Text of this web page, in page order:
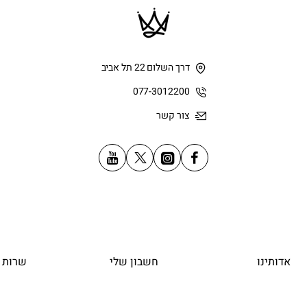
דרך השלום 22 תל אביב
077-3012200
צור קשר
אדותינו חשבון שלי שרות